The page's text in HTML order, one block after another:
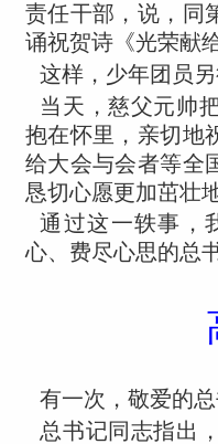
责任干部，说，同
诵祝贺诗《光荣献
这样，少年团员
当天，慈父元帅
抱在怀里，亲切地
给大会与会者等全
恳切心愿更加茁壮
通过这一轶事，
心、费尽心思的总
有一次，敬爱的
总书记同志指出